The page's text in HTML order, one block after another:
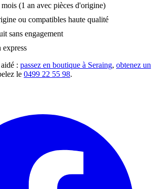
(1 an avec pièces d'origine)
ou compatibles haute qualité
sans engagement
express
: passez en boutique à Seraing, obtenez un
le 0499 22 55 98.